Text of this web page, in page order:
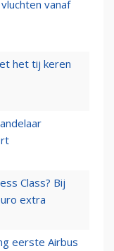
vanaf
het tij keren
Class? Bij
extra
eerste Airbus